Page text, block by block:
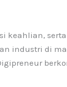
keahlian,
industri di